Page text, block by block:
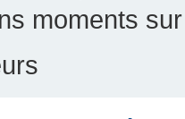
moments